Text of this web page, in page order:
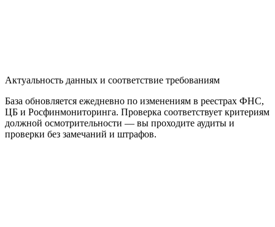
Актуальность данных и соответствие требованиям
База обновляется ежедневно по изменениям в реестрах ФНС,
ЦБ и Росфинмониторинга. Проверка соответствует критериям
должной осмотрительности — вы проходите аудиты и
проверки без замечаний и штрафов.